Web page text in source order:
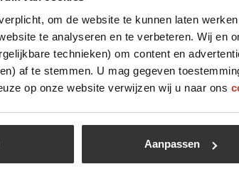
om de website te kunnen laten
te analyseren en te verbeteren. Wij en
technieken) om content en
af te stemmen. U mag gegeven
op onze website verwijzen wij u naar ons
Aanpassen